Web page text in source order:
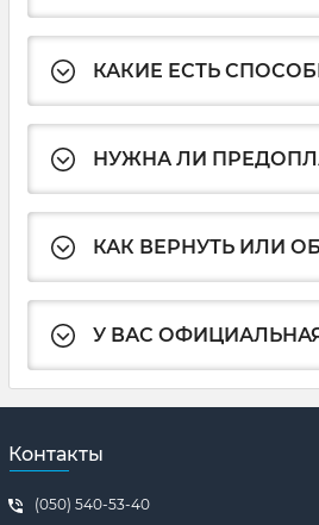
КАКИЕ ЕСТЬ
НУЖНА ЛИ
КАК ВЕРНУТЬ ИЛИ
У ВАС
Контакты
(050) 540-53-40